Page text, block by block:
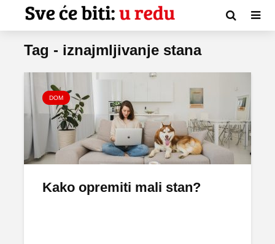
Tag - iznajmljivanje stana
DOM
Kako opremiti mali stan?